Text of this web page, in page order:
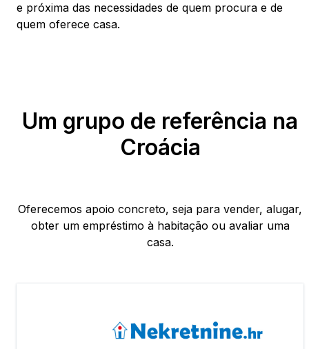
e próxima das necessidades de quem procura e de
quem oferece casa.
Um grupo de referência na
Croácia
Oferecemos apoio concreto, seja para vender, alugar,
obter um empréstimo à habitação ou avaliar uma
casa.